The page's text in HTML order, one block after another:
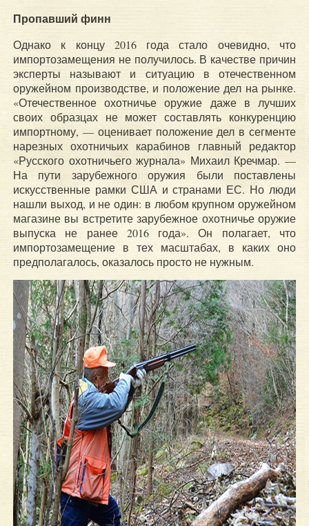
Пропавший финн
Однако к концу 2016 года стало очевидно, что
импортозамещения не получилось. В качестве причин
эксперты называют и ситуацию в отечественном
оружейном производстве, и положение дел на рынке.
«Отечественное охотничье оружие даже в лучших
своих образцах не может составлять конкуренцию
импортному, — оценивает положение дел в сегменте
нарезных охотничьих карабинов главный редактор
«Русского охотничьего журнала» Михаил Кречмар. —
На пути зарубежного оружия были поставлены
искусственные рамки США и странами ЕС. Но люди
нашли выход, и не один: в любом крупном оружейном
магазине вы встретите зарубежное охотничье оружие
выпуска не ранее 2016 года». Он полагает, что
импортозамещение в тех масштабах, в каких оно
предполагалось, оказалось просто не нужным.